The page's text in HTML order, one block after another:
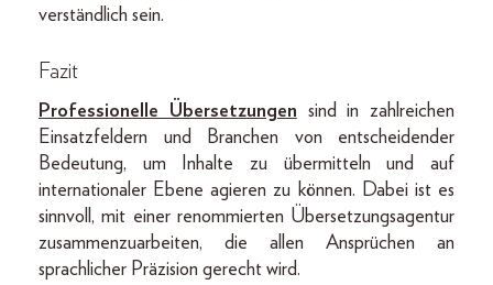
verständlich sein.
Fazit
Professionelle Übersetzungen sind in zahlreichen
Einsatzfeldern und Branchen von entscheidender
Bedeutung, um Inhalte zu übermitteln und auf
internationaler Ebene agieren zu können. Dabei ist es
sinnvoll, mit einer renommierten Übersetzungsagentur
zusammenzuarbeiten, die allen Ansprüchen an
sprachlicher Präzision gerecht wird.